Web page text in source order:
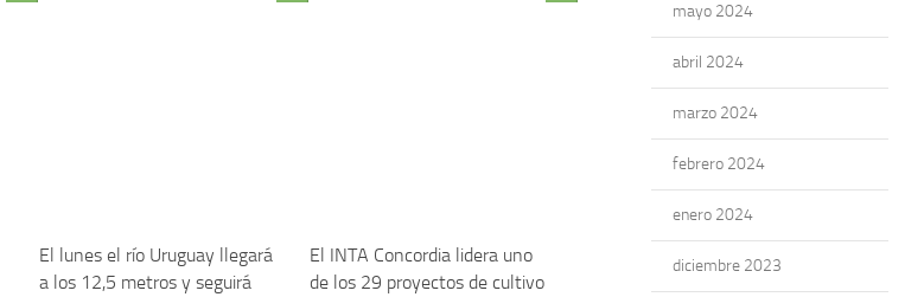
El lunes el río Uruguay llegará
a los 12,5 metros y seguirá
El INTA Concordia lidera uno
de los 29 proyectos de cultivo
mayo 2024
abril 2024
marzo 2024
febrero 2024
enero 2024
diciembre 2023